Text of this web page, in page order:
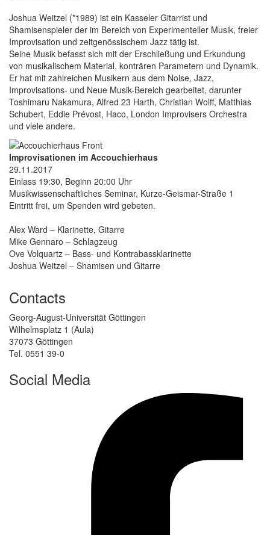
Joshua Weitzel (*1989) ist ein Kasseler Gitarrist und
Shamisenspieler der im Bereich von Experimenteller Musik, freier
Improvisation und zeitgenössischem Jazz tätig ist.
Seine Musik befasst sich mit der Erschließung und Erkundung
von musikalischem Material, konträren Parametern und Dynamik.
Er hat mit zahlreichen Musikern aus dem Noise, Jazz,
Improvisations- und Neue Musik-Bereich gearbeitet, darunter
Toshimaru Nakamura, Alfred 23 Harth, Christian Wolff, Matthias
Schubert, Eddie Prévost, Haco, London Improvisers Orchestra
und viele andere.
Improvisationen im Accouchierhaus
29.11.2017
Einlass 19:30, Beginn 20:00 Uhr
Musikwissenschaftliches Seminar, Kurze-Geismar-Straße 1
Eintritt frei, um Spenden wird gebeten.
Alex Ward – Klarinette, Gitarre
Mike Gennaro – Schlagzeug
Ove Volquartz – Bass- und Kontrabassklarinette
Joshua Weitzel – Shamisen und Gitarre
Contacts
Georg-August-Universität Göttingen
Wilhelmsplatz 1 (Aula)
37073 Göttingen
Tel. 0551 39-0
Social Media